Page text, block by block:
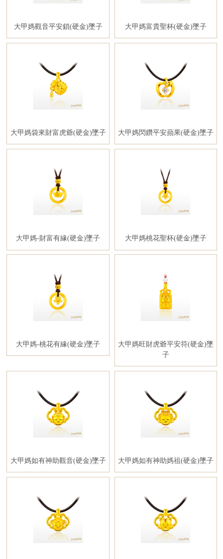
大甲媽觀音平安鎖(硬金)墜子 大甲媽富貴聖杯(硬金)墜子
大甲媽袋來財富虎爺(硬金)墜子 大甲媽閃鑽平安蘋果(硬金)墜子
大甲媽-財富有緣(硬金)墜子 大甲媽桃花聖杯(硬金)墜子
大甲媽-桃花有緣(硬金)墜子
大甲媽旺財虎爺平安符(硬金)墜
子
大甲媽如有神助觀音(硬金)墜子 大甲媽如有神助媽祖(硬金)墜子